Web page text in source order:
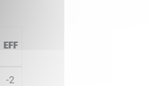
EFF
-2